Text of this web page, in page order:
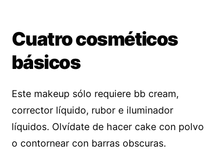
Cuatro cosméticos
básicos
Este makeup sólo requiere bb cream,
corrector líquido, rubor e iluminador
líquidos. Olvídate de hacer cake con polvo
o contornear con barras obscuras.